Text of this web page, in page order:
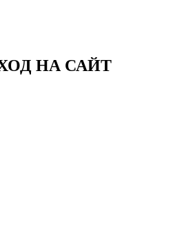
НА САЙТ